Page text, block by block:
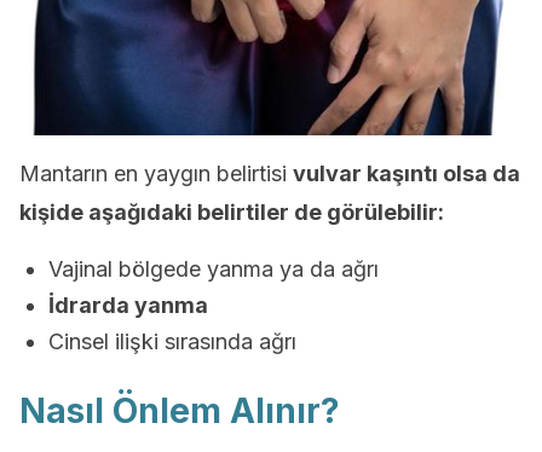
Mantarın en yaygın belirtisi vulvar kaşıntı olsa da
kişide aşağıdaki belirtiler de görülebilir:
Vajinal bölgede yanma ya da ağrı
İdrarda yanma
Cinsel ilişki sırasında ağrı
Nasıl Önlem Alınır?